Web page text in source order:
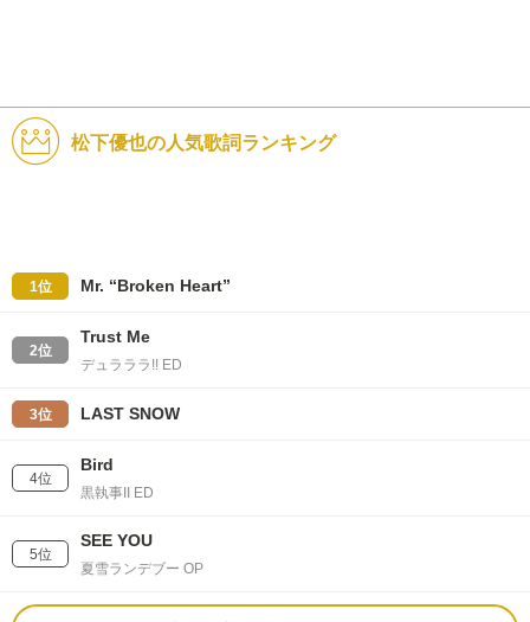
松下優也の人気歌詞ランキング
1位 Mr. “Broken Heart”
2位
Trust Me
デュラララ!! ED
3位 LAST SNOW
4位
Bird
黒執事II ED
5位
SEE YOU
夏雪ランデブー OP